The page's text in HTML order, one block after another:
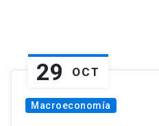
29 OCT
Macroeconomía